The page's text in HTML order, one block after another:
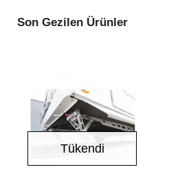
Son Gezilen Ürünler
Tükendi